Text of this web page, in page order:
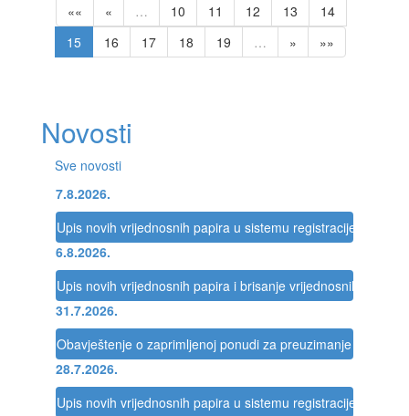
«« « … 10 11 12 13
14
15
16 17 18 19 … » »»
Novosti
Sve novosti
7.8.2026.
Upis novih vrijednosnih papira u sistemu registracije Registra
6.8.2026.
Upis novih vrijednosnih papira i brisanje vrijednosnih papira
31.7.2026.
Obavještenje o zaprimljenoj ponudi za preuzimanje društva
28.7.2026.
Upis novih vrijednosnih papira u sistemu registracije Registra